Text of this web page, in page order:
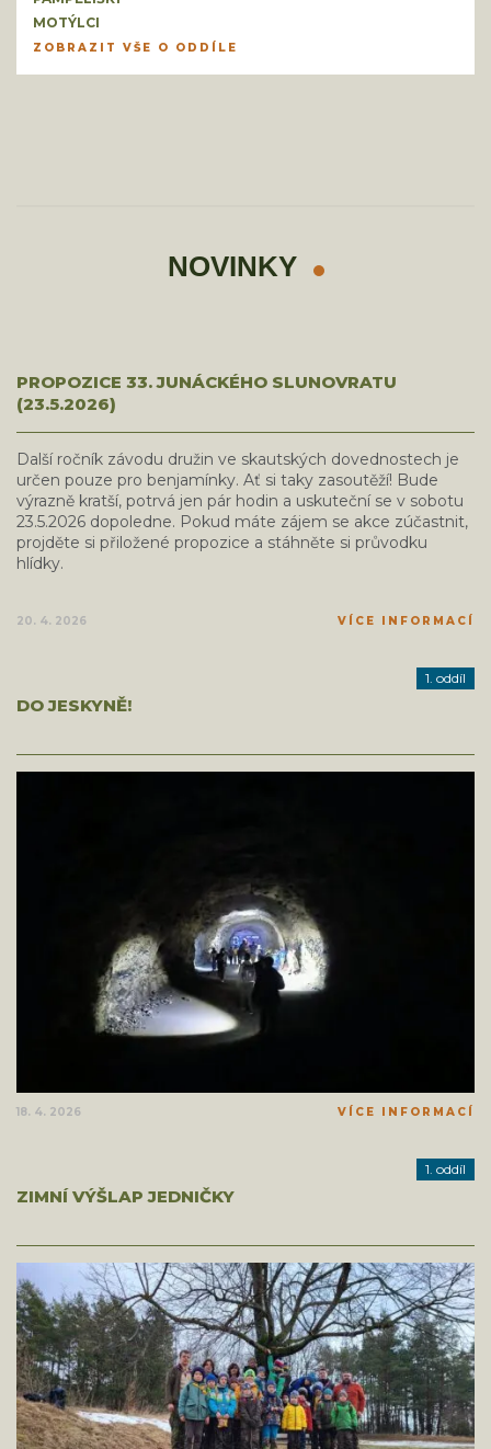
MOTÝLCI
ZOBRAZIT VŠE O ODDÍLE
NOVINKY
PROPOZICE 33. JUNÁCKÉHO SLUNOVRATU
(23.5.2026)
Další ročník závodu družin ve skautských dovednostech je
určen pouze pro benjamínky. Ať si taky zasoutěží! Bude
výrazně kratší, potrvá jen pár hodin a uskuteční se v sobotu
23.5.2026 dopoledne. Pokud máte zájem se akce zúčastnit,
projděte si přiložené propozice a stáhněte si průvodku
hlídky.
20. 4. 2026 VÍCE INFORMACÍ
1. oddíl
DO JESKYNĚ!
18. 4. 2026 VÍCE INFORMACÍ
1. oddíl
ZIMNÍ VÝŠLAP JEDNIČKY